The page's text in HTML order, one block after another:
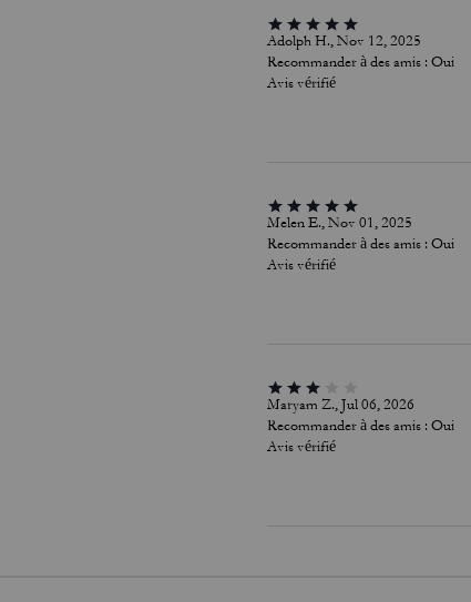
Adolph H., Nov 12, 2025
Recommander à des amis : Oui
Avis vérifié
Melen E., Nov 01, 2025
Recommander à des amis : Oui
Avis vérifié
Maryam Z., Jul 06, 2026
Recommander à des amis : Oui
Avis vérifié